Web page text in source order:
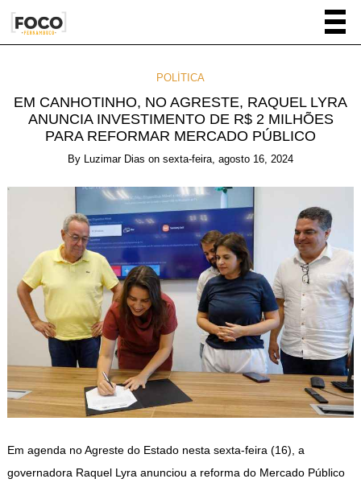
POLÍTICA
EM CANHOTINHO, NO AGRESTE, RAQUEL LYRA
ANUNCIA INVESTIMENTO DE R$ 2 MILHÕES
PARA REFORMAR MERCADO PÚBLICO
By Luzimar Dias on sexta-feira, agosto 16, 2024
Em agenda no Agreste do Estado nesta sexta-feira (16), a
governadora Raquel Lyra anunciou a reforma do Mercado Público